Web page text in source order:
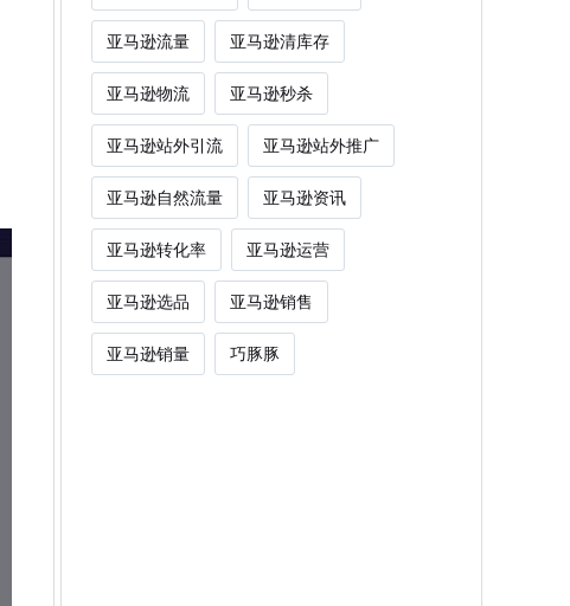
亚马逊流量 亚马逊清库存
亚马逊物流 亚马逊秒杀
亚马逊站外引流 亚马逊站外推广
亚马逊自然流量 亚马逊资讯
亚马逊转化率 亚马逊运营
亚马逊选品 亚马逊销售
亚马逊销量 巧豚豚